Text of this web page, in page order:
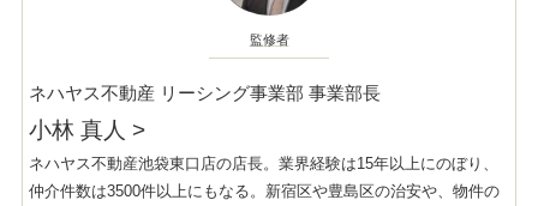
監修者
ネハヤス不動産 リーシング事業部 事業部長
小林 真人 >
ネハヤス不動産池袋東口店の店長。業界経験は15年以上にのぼり、
仲介件数は3500件以上にもなる。新宿区や豊島区の治安や、物件の